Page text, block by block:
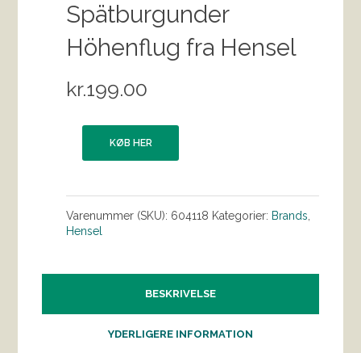
Spätburgunder
Höhenflug fra Hensel
kr.199.00
KØB HER
Varenummer (SKU): 604118 Kategorier: Brands,
Hensel
BESKRIVELSE
YDERLIGERE INFORMATION